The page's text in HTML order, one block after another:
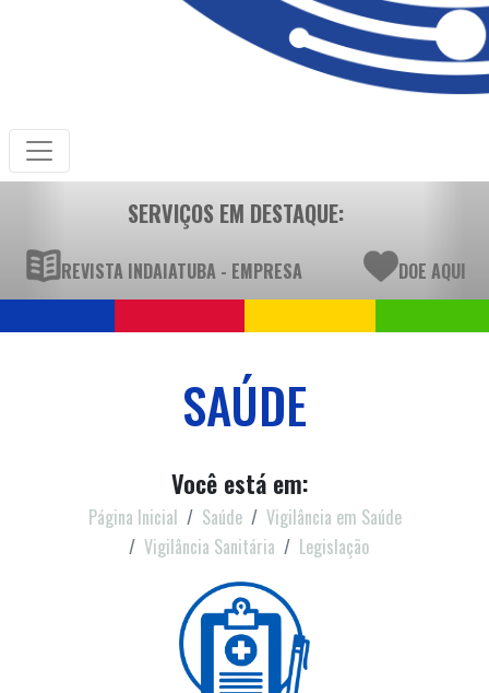
SERVIÇOS EM DESTAQUE:
REVISTA INDAIATUBA - EMPRESA DOE AQUI
SAÚDE
Você está em:
Página Inicial Saúde
Vigilância em Saúde
Vigilância Sanitária
Legislação